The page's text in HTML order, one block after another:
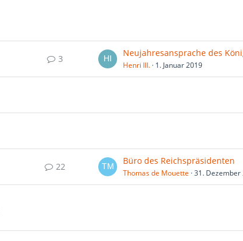
3
Neujahresansprache des
Henri III. 1. Januar 2019
22
Büro des Reichspräsidenten
Thomas de Mouette 31. Dezember